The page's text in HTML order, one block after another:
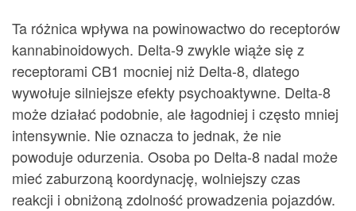
Ta różnica wpływa na powinowactwo do receptorów
kannabinoidowych. Delta-9 zwykle wiąże się z
receptorami CB1 mocniej niż Delta-8, dlatego
wywołuje silniejsze efekty psychoaktywne. Delta-8
może działać podobnie, ale łagodniej i często mniej
intensywnie. Nie oznacza to jednak, że nie
powoduje odurzenia. Osoba po Delta-8 nadal może
mieć zaburzoną koordynację, wolniejszy czas
reakcji i obniżoną zdolność prowadzenia pojazdów.